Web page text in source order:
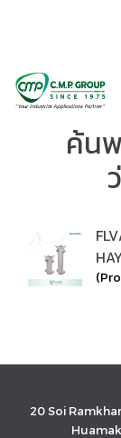
ค้น
20 Soi